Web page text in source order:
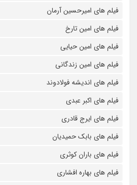
فیلم های امیرحسین آرمان
فیلم های امین تارخ
فیلم های امین حیایی
فیلم های امین زندگانی
فیلم های اندیشه فولادوند
فیلم های اکبر عبدی
فیلم های ایرج قادری
فیلم های بابک حمیدیان
فیلم های باران کوثری
فیلم های بهاره افشاری